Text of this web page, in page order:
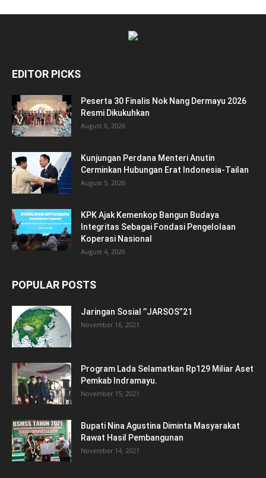
EDITOR PICKS
Peserta 30 Finalis Nok Nang Dermayu 2026
Resmi Dikukuhkan
August 6, 2026
Kunjungan Perdana Menteri Anutin
Cerminkan Hubungan Erat Indonesia-Tailan
August 5, 2026
KPK Ajak Kemenkop Bangun Budaya
Integritas Sebagai Fondasi Pengelolaan
Koperasi Nasional
August 4, 2026
POPULAR POSTS
Jaringan Sosial ’’JARSOS”21
November 16, 2021
Program Lada Selamatkan Rp129 Miliar Aset
Pemkab Indramayu.
November 15, 2021
Bupati Nina Agustina Diminta Masyarakat
Rawat Hasil Pembangunan
November 14, 2021